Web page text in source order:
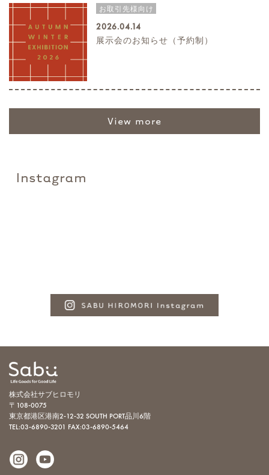
お取引先様向け
2026.04.14
展示会のお知らせ（予約制）
view more
Instagram
株式会社サブヒロモリ
〒108-0075
東京都港区港南2-12-32 SOUTH PORT品川6階
TEL:03-6890-3201 FAX:03-6890-5464